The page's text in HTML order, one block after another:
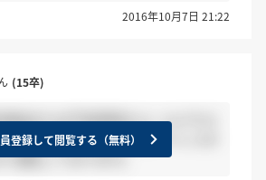
2016年10月7日 21:22
(15卒)
通過または不採用時のメールどちら
いただきましたか？複数アドレスか
り混乱しております。
登録して閲覧する（無料）